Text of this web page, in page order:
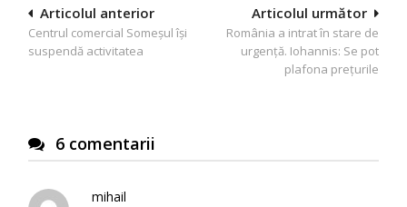
Navigare
în
Articolul următor
România a intrat în stare de
urgență. Iohannis: Se pot
plafona prețurile
Articolul anterior
Centrul comercial Someșul îşi
suspendă activitatea
6 comentarii
mihail